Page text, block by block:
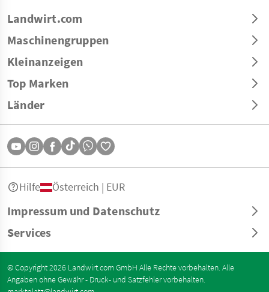
Landwirt.com
Maschinengruppen
Kleinanzeigen
Top Marken
Länder
Impressum und Datenschutz
Services
Hilfe Österreich | EUR
© Copyright 2026 Landwirt.com GmbH Alle Rechte vorbehalten. Alle
Angaben ohne Gewähr - Druck- und Satzfehler vorbehalten.